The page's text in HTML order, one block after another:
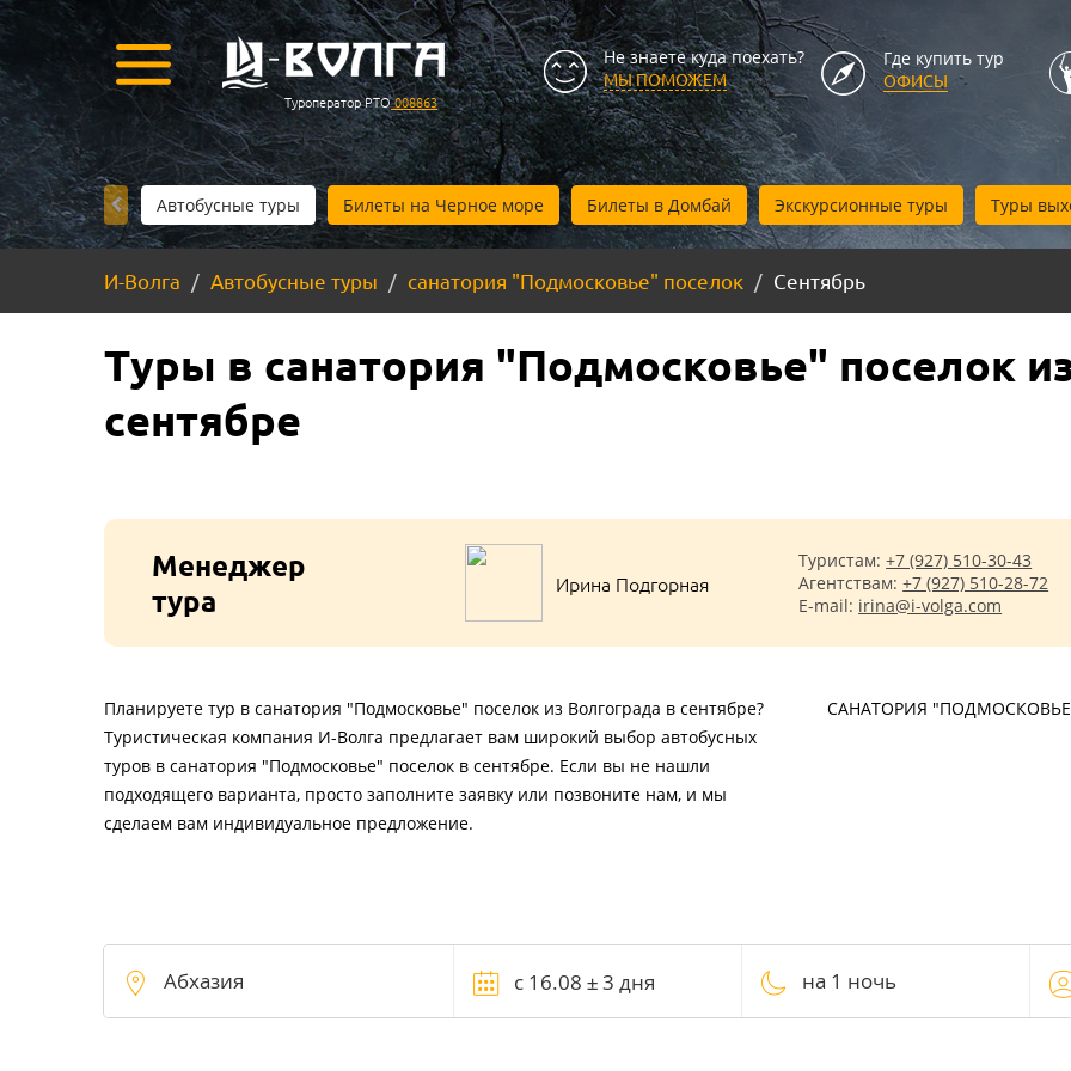
Туроператор РТО008863
Не знаете куда поехать?
МЫ ПОМОЖЕМ
Где купить тур
ОФИСЫ
Автобусные туры Билеты на Черное море Билеты в Домбай Экскурсионные туры Туры
И-Волга Автобусные туры санатория "Подмосковье" поселок Сентябрь
Туры в санатория "Подмосковье" поселок
сентябре
Менеджер
тура
Ирина Подгорная
Туристам:+7 (927) 510-30-43
Агентствам:+7 (927) 510-28-72
E-mail: irina@i-volga.com
Планируете тур в санатория "Подмосковье" поселок из Волгограда в сентябре?
Туристическая компания И-Волга предлагает вам широкий выбор автобусных
туров в санатория "Подмосковье" поселок в сентябре. Если вы не нашли
подходящего варианта, просто заполните заявку или позвоните нам, и мы
сделаем вам индивидуальное предложение.
САНАТОРИЯ
на 1 ночь